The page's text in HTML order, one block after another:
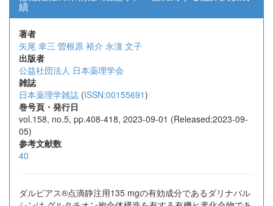
績
著者
矢尾 幸三 曽根原 裕介 永濵 文子
出版者
公益社団法人 日本薬理学会
雑誌
日本薬理学雑誌 (ISSN:00155691)
巻号頁・発行日
vol.158, no.5, pp.408-418, 2023-09-01 (Released:2023-09-
05)
参考文献数
40
ダルビアス®点滴静注用135 ‍mgの有効成分であるダリナパル